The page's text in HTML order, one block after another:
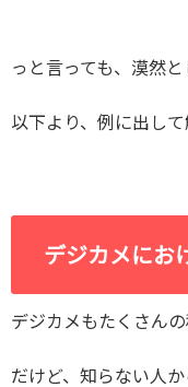
っと言っても、漠然
以下より、例に出して
デジカメにお
デジカメもたくさんの
だけど、知らない人